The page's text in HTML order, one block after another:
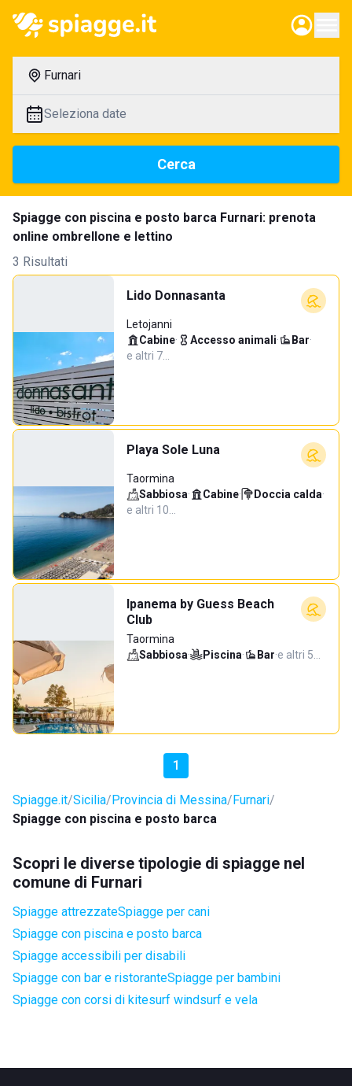
Furnari
Seleziona date
Cerca
Spiagge con piscina e posto barca Furnari: prenota
online ombrellone e lettino
3 Risultati
Lido Donnasanta
Letojanni
Cabine· Accesso animali· Bar·
e altri 7…
Playa Sole Luna
Taormina
Sabbiosa· Cabine· Doccia calda·
e altri 10…
Ipanema by Guess Beach
Club
Taormina
Sabbiosa· Piscina· Bar·e altri 5…
1
Spiagge.it Sicilia Provincia di Messina Furnari
Spiagge con piscina e posto barca
Scopri le diverse tipologie di spiagge nel
comune di Furnari
Spiagge attrezzateSpiagge per cani
Spiagge con piscina e posto barca
Spiagge accessibili per disabili
Spiagge con bar e ristoranteSpiagge per bambini
Spiagge con corsi di kitesurf windsurf e vela